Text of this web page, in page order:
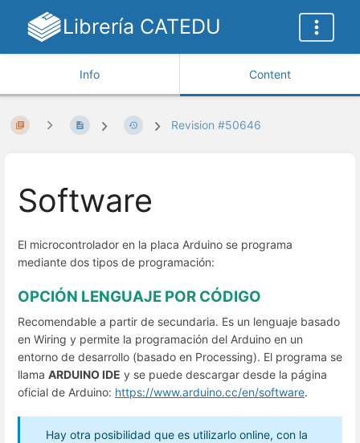
Librería CATEDU
Info Content
Revision #50646
Software
El microcontrolador en la placa Arduino se programa
mediante dos tipos de programación:
OPCIÓN LENGUAJE POR CÓDIGO
Recomendable a partir de secundaria. Es un lenguaje basado
en Wiring y permite la programación del Arduino en un
entorno de desarrollo (basado en Processing). El programa se
llama ARDUINO IDE y se puede descargar desde la página
oficial de Arduino: https://www.arduino.cc/en/software.
Hay otra posibilidad que es utilizarlo online, con la